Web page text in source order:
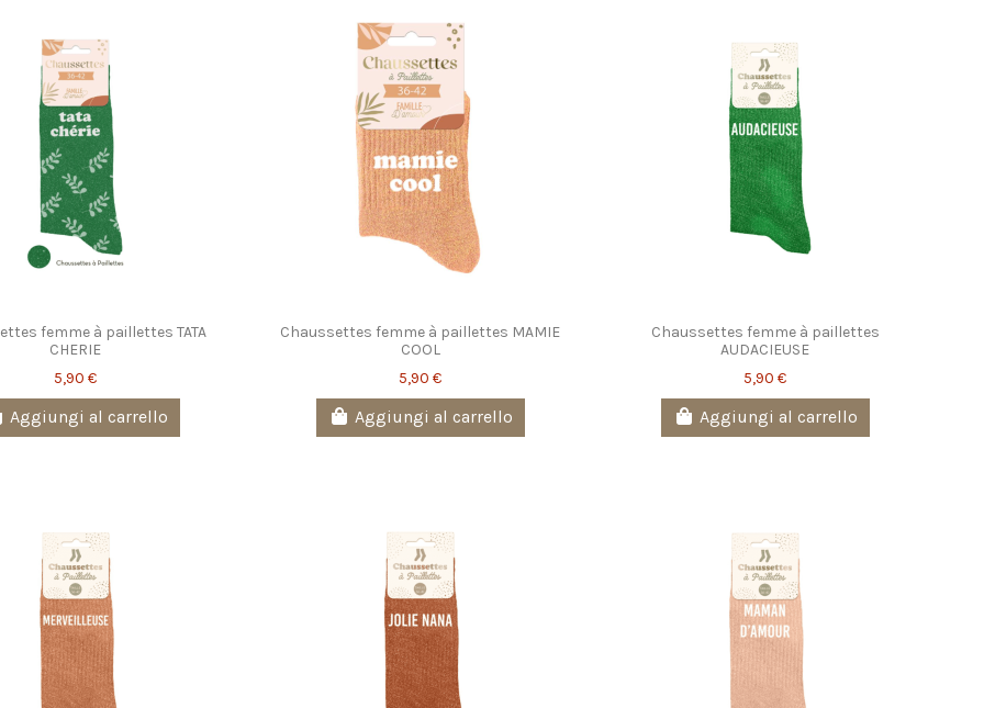
femme à paillettes TATA
CHERIE
5,90 €
Aggiungi al carrello
Chaussettes femme à paillettes MAMIE
COOL
5,90 €
Aggiungi al carrello
Chaussettes femme à paillettes
AUDACIEUSE
5,90 €
Aggiungi al carrello